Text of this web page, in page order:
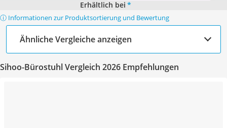
Erhältlich bei *
ⓘ Informationen zur Produktsortierung und Bewertung
Ähnliche Vergleiche anzeigen
Sihoo-Bürostuhl Vergleich 2026 Empfehlungen